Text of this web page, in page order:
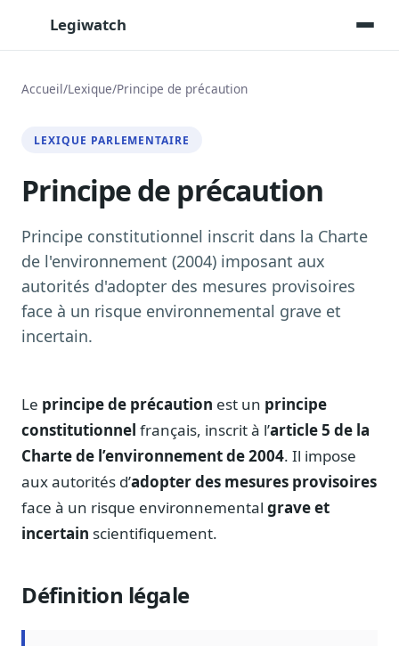
Legiwatch
Posez vos questions, réponses sourcées
Transcriptions IA
Toutes les séances AN/Sénat transcrites
Synthèses IA
Résumés automatiques des dossiers longs
Veille des matinales radio
9 interviews politiques, analysées avant 10 h
Alertes personnalisées
Notes, briefings, tableaux de bord
Fiches parlementaires
Parcours, mandats, prises de position
Registre HATVP
Cartographier l'influence sur un dossier
Affaires publiques
Accueil/Lexique/Principe de précaution
LEXIQUE PARLEMENTAIRE
Principe de précaution
Principe constitutionnel inscrit dans la Charte
de l'environnement (2004) imposant aux
autorités d'adopter des mesures provisoires
face à un risque environnemental grave et
incertain.
Le principe de précaution est un principe
constitutionnel français, inscrit à l’article 5 de la
Charte de l’environnement de 2004. Il impose
aux autorités d’adopter des mesures provisoires
face à un risque environnemental grave et
incertain scientifiquement.
Définition légale